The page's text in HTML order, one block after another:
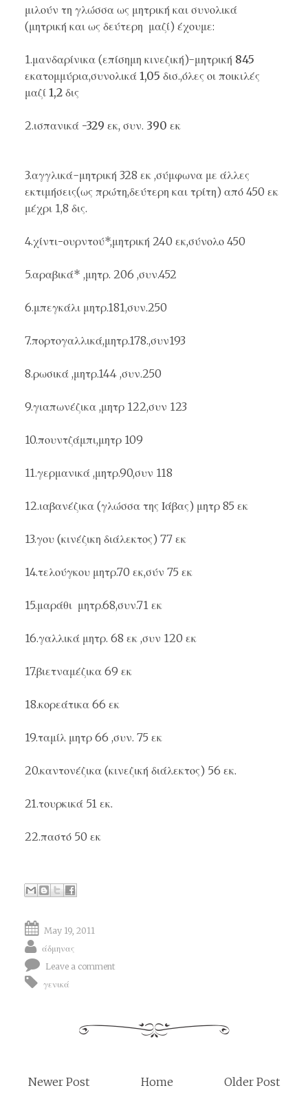
μιλούν τη γλώσσα ως μητρική και συνολικά
(μητρική και ως δεύτερη μαζί) έχουμε:
1.μανδαρίνικα (επίσημη κινεζική)-μητρική 845
εκατομμύρια,συνολικά 1,05 δισ.,όλες οι ποικιλές
μαζί 1,2 δις
2.ισπανικά -329 εκ, συν. 390 εκ
3.αγγλικά-μητρική 328 εκ ,σύμφωνα με άλλες
εκτιμήσεις(ως πρώτη,δεύτερη και τρίτη) από 450 εκ
μέχρι 1,8 δις.
4.χίντι-ουρντού*,μητρική 240 εκ,σύνολο 450
5.αραβικά* ,μητρ. 206 ,συν.452
6.μπεγκάλι μητρ.181,συν.250
7.πορτογαλλικά,μητρ.178.,συν193
8.ρωσικά ,μητρ.144 ,συν.250
9.γιαπωνέζικα ,μητρ 122,συν 123
10.πουντζάμπι,μητρ 109
11.γερμανικά ,μητρ.90,συν 118
12.ιαβανέζικα (γλώσσα της Ιάβας) μητρ 85 εκ
13.γου (κινέζικη διάλεκτος) 77 εκ
14.τελούγκου μητρ.70 εκ,σύν 75 εκ
15.μαράθι μητρ.68,συν.71 εκ
16.γαλλικά μητρ. 68 εκ ,συν 120 εκ
17.βιετναμέζικα 69 εκ
18.κορεάτικα 66 εκ
19.ταμίλ μητρ 66 ,συν. 75 εκ
20.καντονέζικα (κινεζική διάλεκτος) 56 εκ.
21.τουρκικά 51 εκ.
22.παστό 50 εκ
May 19, 2011
άδμηνας
Leave a comment
γενικά
Newer Post Older Post
Home